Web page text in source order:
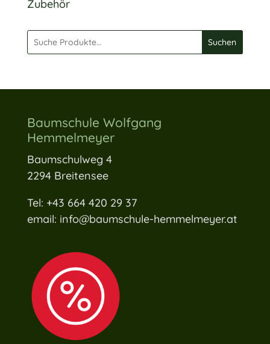
Zubehör
Suchen
Baumschule Wolfgang
Hemmelmeyer
Baumschulweg 4
2294 Breitensee
Tel: +43 664 420 29 37
email: info@baumschule-hemmelmeyer.at